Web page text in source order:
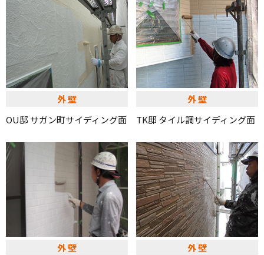
外壁
OU邸 サガン町サイディング面
外壁
TK邸 タイル調サイディング面
外壁
外壁